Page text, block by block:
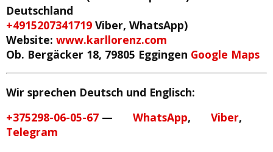
Deutschland
+4915207341719 Viber, WhatsApp)
Website: www.karllorenz.com
Ob. Bergäcker 18, 79805 Eggingen Google Maps
Wir sprechen Deutsch und Englisch:
+375298-06-05-67 — WhatsApp, Viber,
Telegram